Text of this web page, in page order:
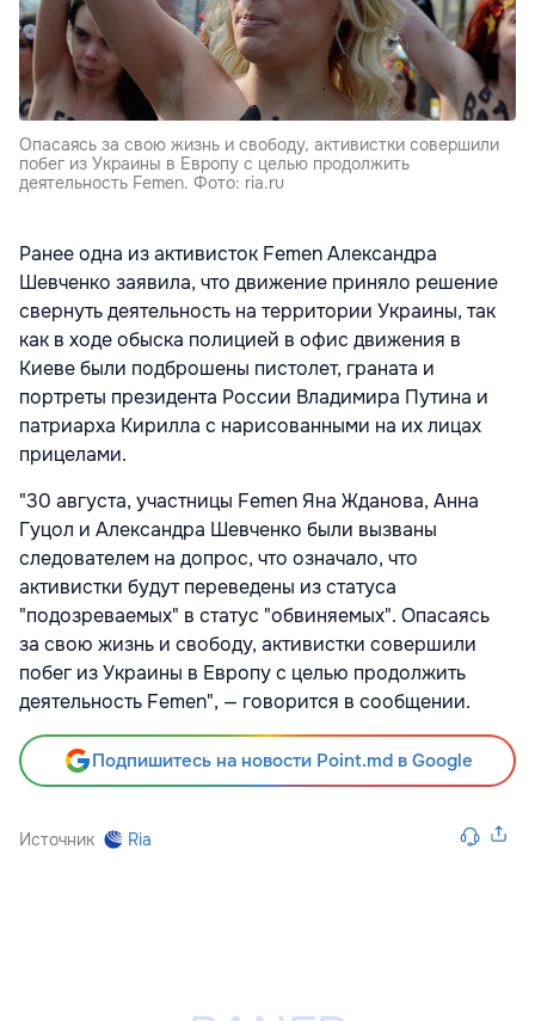
Опасаясь за свою жизнь и свободу, активистки совершили
побег из Украины в Европу с целью продолжить
деятельность Femen. Фото: ria.ru
Ранее одна из активисток Femen Александра
Шевченко заявила, что движение приняло решение
свернуть деятельность на территории Украины, так
как в ходе обыска полицией в офис движения в
Киеве были подброшены пистолет, граната и
портреты президента России Владимира Путина и
патриарха Кирилла с нарисованными на их лицах
прицелами.
"30 августа, участницы Femen Яна Жданова, Анна
Гуцол и Александра Шевченко были вызваны
следователем на допрос, что означало, что
активистки будут переведены из статуса
"подозреваемых" в статус "обвиняемых". Опасаясь
за свою жизнь и свободу, активистки совершили
побег из Украины в Европу с целью продолжить
деятельность Femen", — говорится в сообщении.
Подпишитесь на новости Point.md в Google
Источник Ria